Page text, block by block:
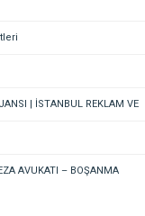
| İSTANBUL REKLAM VE
MEDYA AJANSI, 360
AVUKATI – BOŞANMA